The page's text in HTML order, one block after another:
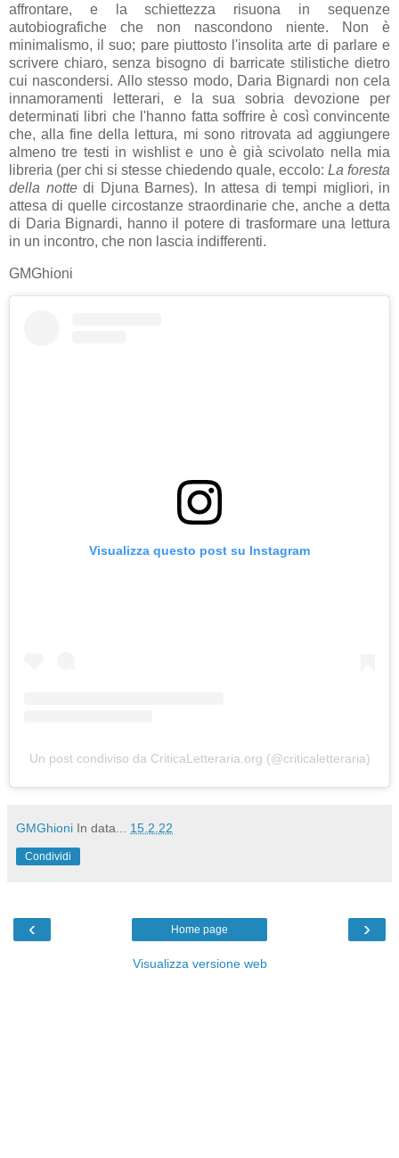
affrontare, e la schiettezza risuona in sequenze
autobiografiche che non nascondono niente. Non è
minimalismo, il suo; pare piuttosto l'insolita arte di parlare e
scrivere chiaro, senza bisogno di barricate stilistiche dietro
cui nascondersi. Allo stesso modo, Daria Bignardi non cela
innamoramenti letterari, e la sua sobria devozione per
determinati libri che l'hanno fatta soffrire è così convincente
che, alla fine della lettura, mi sono ritrovata ad aggiungere
almeno tre testi in wishlist e uno è già scivolato nella mia
libreria (per chi si stesse chiedendo quale, eccolo: La foresta
della nottedi Djuna Barnes). In attesa di tempi migliori, in
attesa di quelle circostanze straordinarie che, anche a detta
di Daria Bignardi, hanno il potere di trasformare una lettura
in un incontro, che non lascia indifferenti.
GMGhioni
Visualizza questo post su Instagram
Un post condiviso da CriticaLetteraria.org (@criticaletteraria)
GMGhioni In data... 15.2.22
Condividi
‹ ›
Home page
Visualizza versione web